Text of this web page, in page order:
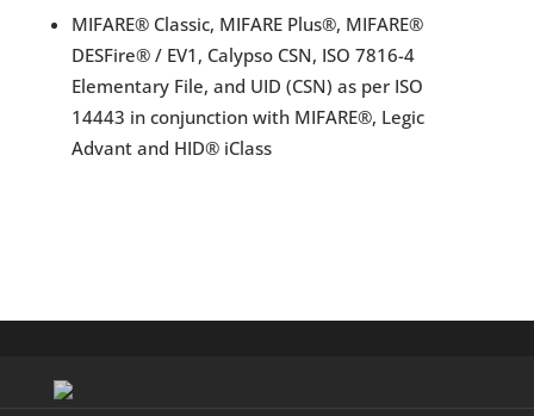
MIFARE® Classic, MIFARE Plus®, MIFARE®
DESFire® / EV1, Calypso CSN, ISO 7816-4
Elementary File, and UID (CSN) as per ISO
14443 in conjunction with MIFARE®, Legic
Advant and HID® iClass